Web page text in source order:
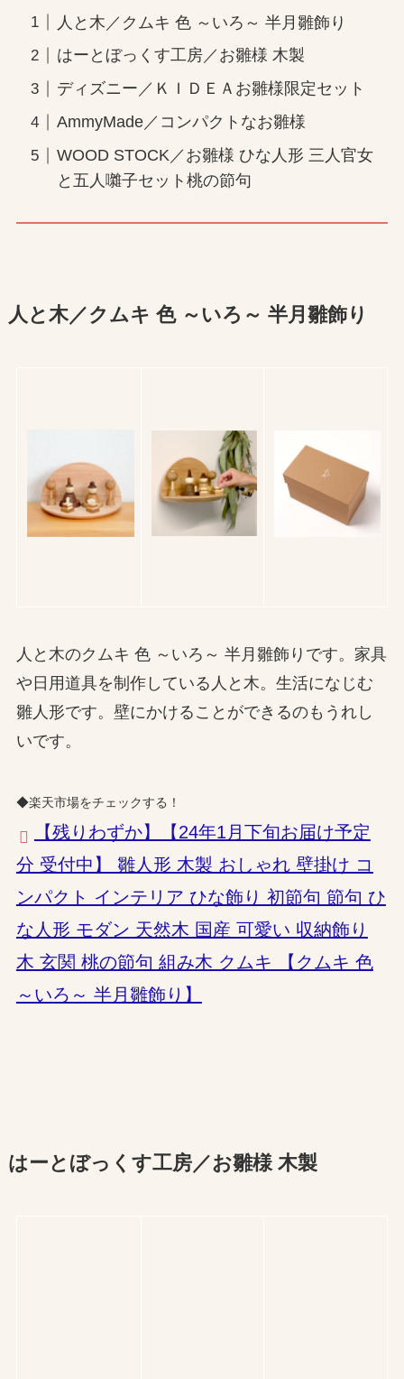
人と木／クムキ 色 ～いろ～ 半月雛飾り
はーとぼっくす工房／お雛様 木製
ディズニー／ＫＩＤＥＡお雛様限定セット
AmmyMade／コンパクトなお雛様
WOOD STOCK／お雛様 ひな人形 三人官女
と五人囃子セット桃の節句
人と木／クムキ 色 ～いろ～ 半月雛飾り
人と木のクムキ 色 ～いろ～ 半月雛飾りです。家具
や日用道具を制作している人と木。生活になじむ
雛人形です。壁にかけることができるのもうれし
いです。
◆楽天市場をチェックする！
【残りわずか】【24年1月下旬お届け予定
分 受付中】 雛人形 木製 おしゃれ 壁掛け コ
ンパクト インテリア ひな飾り 初節句 節句 ひ
な人形 モダン 天然木 国産 可愛い 収納飾り
木 玄関 桃の節句 組み木 クムキ 【クムキ 色
～いろ～ 半月雛飾り】
はーとぼっくす工房／お雛様 木製